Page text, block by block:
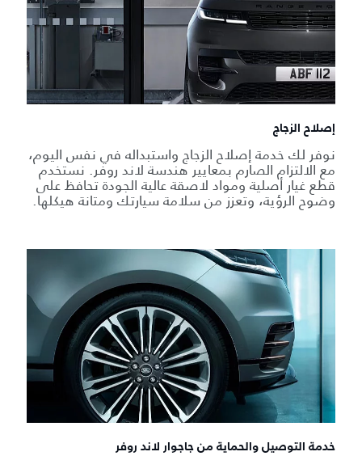
إصلاح الزجاج
نوفر لك خدمة إصلاح الزجاج واستبداله في نفس اليوم،
مع الالتزام الصارم بمعايير هندسة لاند روفر. نستخدم
قطع غيار أصلية ومواد لاصقة عالية الجودة تحافظ على
وضوح الرؤية، وتعزز من سلامة سيارتك ومتانة هيكلها.
خدمة التوصيل والحماية من جاجوار لاند روفر